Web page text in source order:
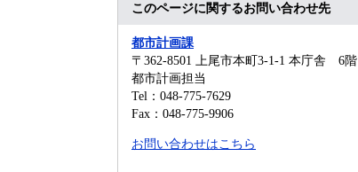
このページに関するお問い合わせ先
都市計画課
〒362-8501
上尾市本町3-1-1 本庁舎 6階
都市計画担当
Tel：048-775-7629
Fax：048-775-9906
お問い合わせはこちら